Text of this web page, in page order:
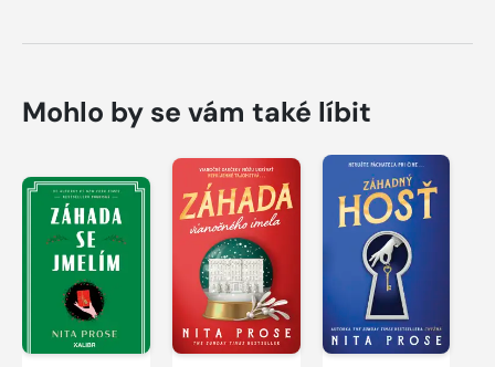
Mohlo by se vám také líbit